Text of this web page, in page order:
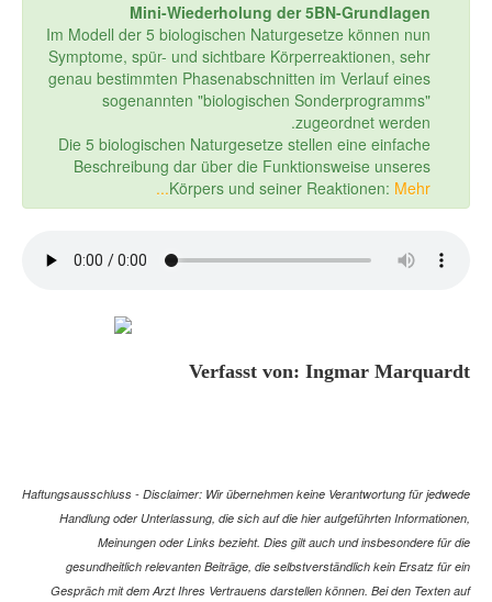
Mini-Wiederholung der 5BN-Grundlagen
Im Modell der 5 biologischen Naturgesetze können nun
Symptome, spür- und sichtbare Körperreaktionen, sehr
genau bestimmten Phasenabschnitten im Verlauf eines
sogenannten "biologischen Sonderprogramms"
zugeordnet werden.
Die 5 biologischen Naturgesetze stellen eine einfache
Beschreibung dar über die Funktionsweise unseres
Körpers und seiner Reaktionen: Mehr...
Verfasst von: Ingmar Marquardt
Haftungsausschluss - Disclaimer: Wir übernehmen keine Verantwortung für jedwede
Handlung oder Unterlassung, die sich auf die hier aufgeführten Informationen,
Meinungen oder Links bezieht. Dies gilt auch und insbesondere für die
gesundheitlich relevanten Beiträge, die selbstverständlich kein Ersatz für ein
Gespräch mit dem Arzt Ihres Vertrauens darstellen können. Bei den Texten auf